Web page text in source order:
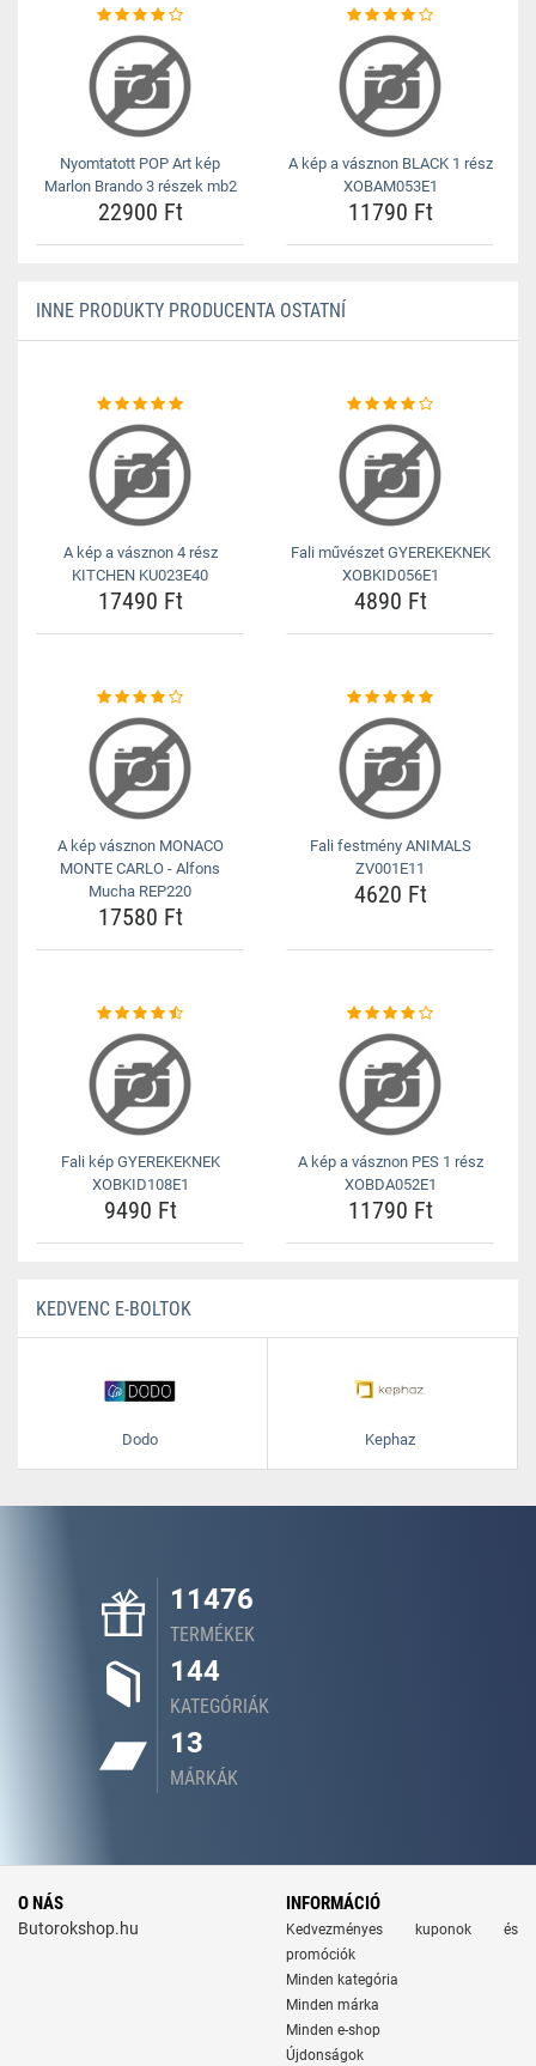
Nyomtatott POP Art kép
Marlon Brando 3 részek mb2
22900 Ft
A kép a vásznon BLACK 1 rész
XOBAM053E1
11790 Ft
INNE PRODUKTY PRODUCENTA OSTATNÍ
A kép a vásznon 4 rész
KITCHEN KU023E40
17490 Ft
Fali művészet GYEREKEKNEK
XOBKID056E1
4890 Ft
A kép vásznon MONACO
MONTE CARLO - Alfons
Mucha REP220
17580 Ft
Fali festmény ANIMALS
ZV001E11
4620 Ft
Fali kép GYEREKEKNEK
XOBKID108E1
9490 Ft
A kép a vásznon PES 1 rész
XOBDA052E1
11790 Ft
KEDVENC E-BOLTOK
Dodo Kephaz
11476
TERMÉKEK
144
KATEGÓRIÁK
13
MÁRKÁK
O NÁS
Butorokshop.hu
INFORMÁCIÓ
Kedvezményes kuponok és
promóciók
Minden kategória
Minden márka
Minden e-shop
Újdonságok